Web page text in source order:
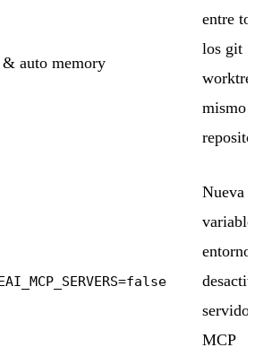
auto memory
entre
los git
mismo
Nueva
entorno
MCP